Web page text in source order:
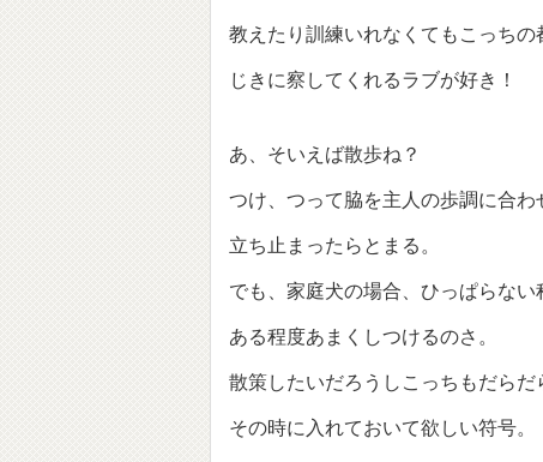
教えたり訓練いれなくてもこっちの
じきに察してくれるラブが好き！
あ、そいえば散歩ね？
つけ、つって脇を主人の歩調に合わ
立ち止まったらとまる。
でも、家庭犬の場合、ひっぱらない
ある程度あまくしつけるのさ。
散策したいだろうしこっちもだらだ
その時に入れておいて欲しい符号。